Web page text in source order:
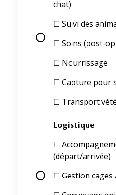
chat)
☐ Suivi des
☐ Soins (post-
☐ Nourrissage
☐ Capture pour
☐ Transport
Logistique
☐
(départ/arrivée)
☐ Gestion cages